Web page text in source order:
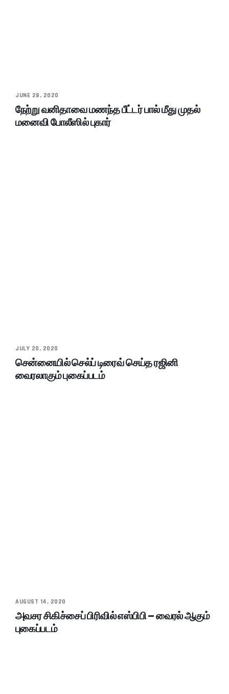
JUNE 28, 2020
நேற்று வனிதாவை மணந்த பீட்டர் பால் மீது முதல்
மனைவி போலீஸில் புகார்
JULY 20, 2020
சென்னையில் செல்ப் டிரைவ் செய்த ரஜினி
வைரலாகும் புகைப்படம்
AUGUST 14, 2020
அவசர சிகிச்சைப் பிரிவில் எஸ்பிபி – வைரல் ஆகும்
புகைப்படம்